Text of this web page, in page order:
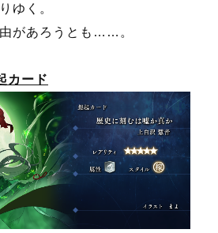
ゆく。
があろうとも……。
カード